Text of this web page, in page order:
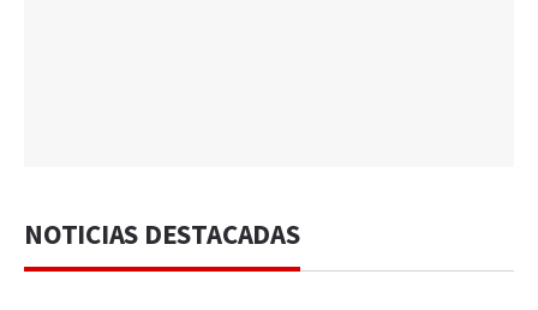
NOTICIAS DESTACADAS